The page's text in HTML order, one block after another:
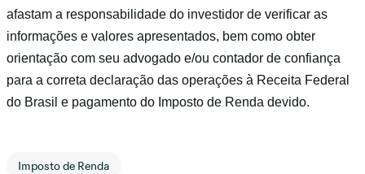
afastam a responsabilidade do investidor de verificar as
informações e valores apresentados, bem como obter
orientação com seu advogado e/ou contador de confiança
para a correta declaração das operações à Receita Federal
do Brasil e pagamento do Imposto de Renda devido.
Imposto de Renda